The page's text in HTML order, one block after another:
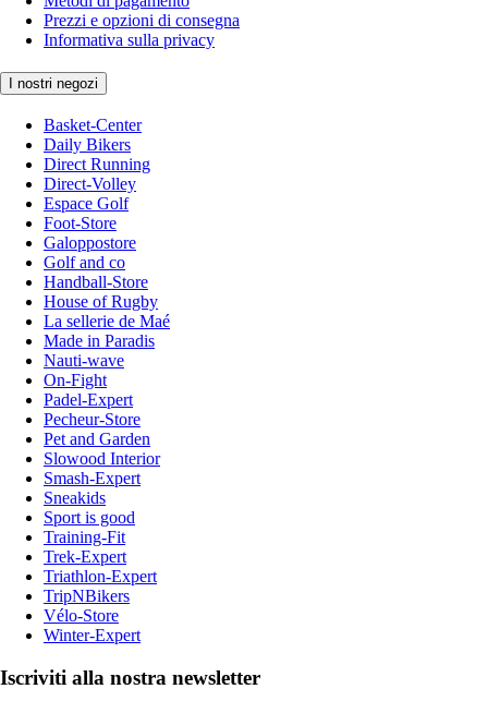
Prezzi e opzioni di consegna
Informativa sulla privacy
I nostri negozi
Basket-Center
Daily Bikers
Direct Running
Direct-Volley
Espace Golf
Foot-Store
Galoppostore
Golf and co
Handball-Store
House of Rugby
La sellerie de Maé
Made in Paradis
Nauti-wave
On-Fight
Padel-Expert
Pecheur-Store
Pet and Garden
Slowood Interior
Smash-Expert
Sneakids
Sport is good
Training-Fit
Trek-Expert
Triathlon-Expert
TripNBikers
Vélo-Store
Winter-Expert
Iscriviti alla nostra newsletter